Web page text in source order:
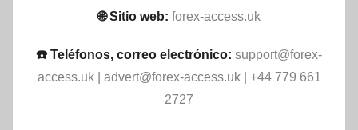
🌐 Sitio web: forex-access.uk
☎️ Teléfonos, correo electrónico: support@forex-
access.uk| advert@forex-access.uk| +44 779 661
2727